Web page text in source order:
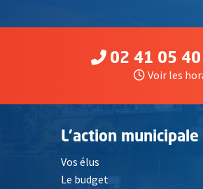
02 41 05
Voir les
L'action municipale
Vos élus
Le budget